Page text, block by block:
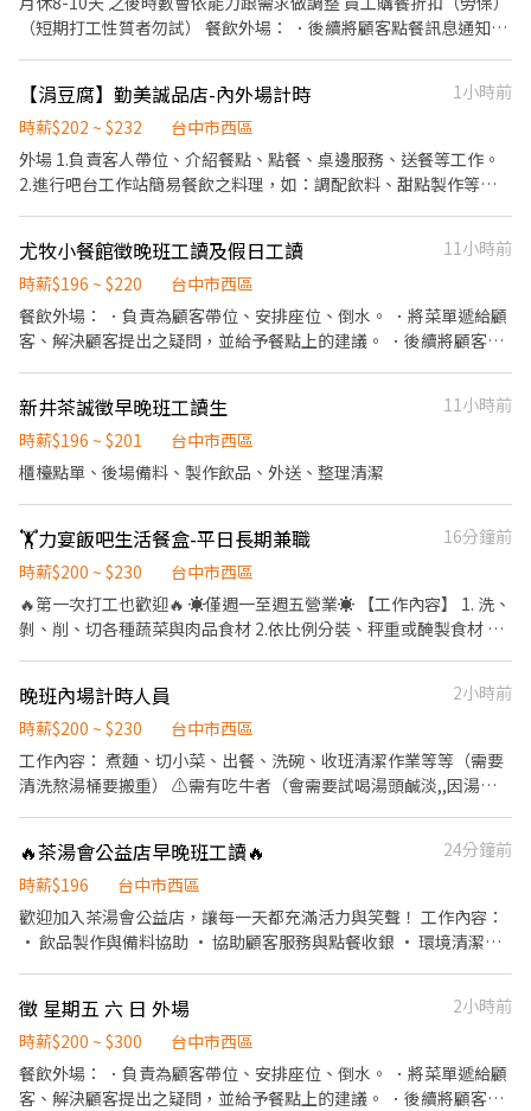
者，將不留任。 工作崗位： 備料：餐點備製、材料備製、出餐。 三
炸牛排餐點處理及擺盤、牛肉處理、出餐。 福利制度： 1.上班供餐
2.員工&親友用餐優惠 3.崗位加給
（短期打工性質者勿試） 餐飲外場： ．後續將顧客點餐訊息通知廚
理烹飪前與烹飪中之準備工作與其他餐廳相關事務。 ．負責洗、
剝、削、切各種食材。 ．負責清理工作環境、和餐具。 ．準備不同
餐點所需要的食材。 ．協助測量食材的容量與重量。 ．負責擺盤、
打包外帶服務。
【涓豆腐】勤美誠品店-內外場計時
1小時前
時薪$202 ~ $232
台中市西區
外場 1.負責客人帶位、介紹餐點、點餐、桌邊服務、送餐等工作。
2.進行吧台工作站簡易餐飲之料理，如：調配飲料、甜點製作等。
前置工作。 2.依照客人的點單，製作餐點。 3.於出菜時負責菜餚擺
盤或調整份量之工作。 4.每日環境清潔整理與庫存盤點。
尤牧小餐館徵晚班工讀及假日工讀
11小時前
時薪$196 ~ $220
台中市西區
餐飲外場： ．負責為顧客帶位、安排座位、倒水。 ．將菜單遞給顧
客、解決顧客提出之疑問，並給予餐點上的建議。 ．後續將顧客點
負責結帳、收銀等工作。 餐飲內場： ．擔任廚師的助手，處理烹飪
前與烹飪中之準備工作與其他餐廳相關事務。 ．負責洗、剝、削、
切各種食材。 ．負責清理工作環境、設備和餐具。 ．準備不同餐點
新井茶誠徵早晚班工讀生
11小時前
時薪$196 ~ $201
台中市西區
櫃檯點單、後場備料、製作飲品、外送、整理清潔
🏋️力宴飯吧生活餐盒-平日長期兼職
16分鐘前
時薪$200 ~ $230
台中市西區
🔥第一次打工也歡迎🔥 ☀️僅週一至週五營業☀️ 【工作內容】 1. 洗、
剝、削、切各種蔬菜與肉品食材 2.依比例分裝、秤重或醃製食材 3.
備機車與駕照） 【排班時段通常為】 09:30-14:30/16:30-19:30
10:00-15:00/17:00-20:00 11:00-15:00/16:00-20:00 ⭐️時數彈性、可
依課表調整 ⭐️有供餐！好吃的員工餐🥘 ⭐️公司旗下兩館健身房🏋️免
費入場 ⭐️同事搞笑🥸好相處！ 🌟外送油資🛵補貼 🌟入職滿三個月可
晚班內場計時人員
2小時前
時薪$200 ~ $230
台中市西區
工作內容： 煮麵、切小菜、出餐、洗碗、收班清潔作業等等（需要
清洗熬湯桶要搬重） ⚠️需有吃牛者（會需要試喝湯頭鹹淡,,因湯頭
週日、另一天公司安排） 時薪 200元起（依能力調薪）
🔥茶湯會公益店早晚班工讀🔥
24分鐘前
時薪$196
台中市西區
歡迎加入茶湯會公益店，讓每一天都充滿活力與笑聲！ 工作內容：
• 飲品製作與備料協助 • 協助顧客服務與點餐收銀 • 環境清潔與
一步帶你上手！
徵 星期五 六 日 外場
2小時前
時薪$200 ~ $300
台中市西區
餐飲外場： ．負責為顧客帶位、安排座位、倒水。 ．將菜單遞給顧
客、解決顧客提出之疑問，並給予餐點上的建議。 ．後續將顧客點